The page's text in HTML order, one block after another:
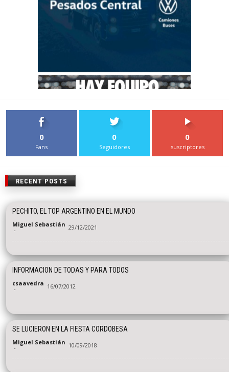
0
Fans
0
Seguidores
0
suscriptores
RECENT POSTS
PECHITO, EL TOP ARGENTINO EN EL MUNDO
Miguel Sebastián
- 29/12/2021
INFORMACION DE TODAS Y PARA TODOS
csaavedra
- 16/07/2012
SE LUCIERON EN LA FIESTA CORDOBESA
Miguel Sebastián
- 10/09/2018